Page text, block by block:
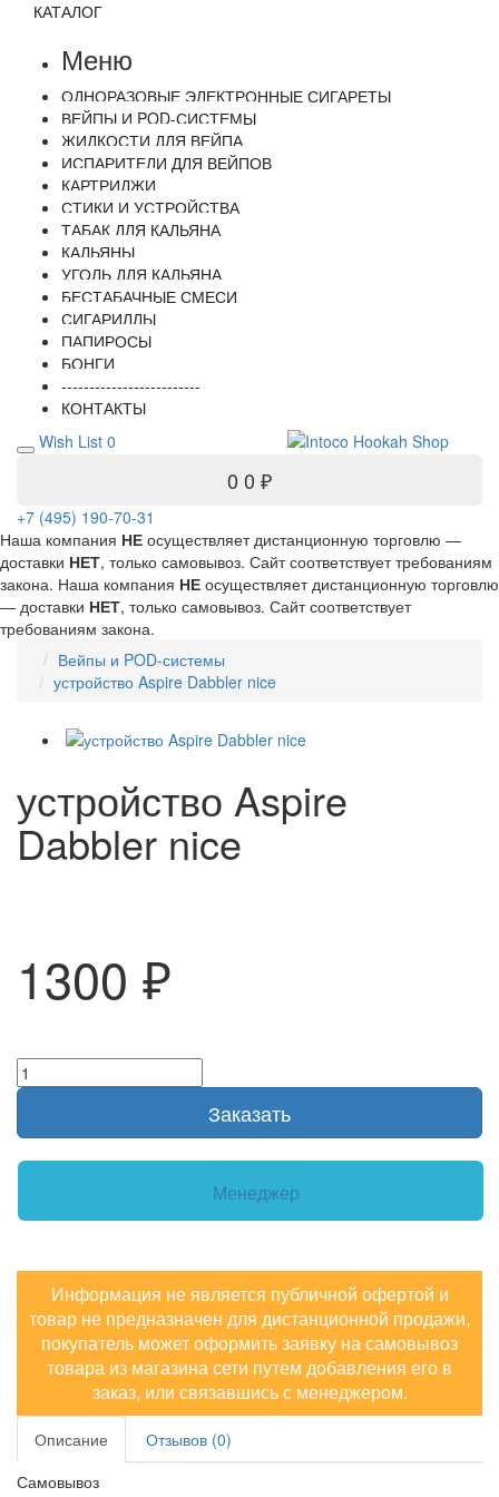
КАТАЛОГ
Меню
ОДНОРАЗОВЫЕ ЭЛЕКТРОННЫЕ СИГАРЕТЫ
ВЕЙПЫ И POD-СИСТЕМЫ
ЖИДКОСТИ ДЛЯ ВЕЙПА
ИСПАРИТЕЛИ ДЛЯ ВЕЙПОВ
КАРТРИДЖИ
СТИКИ И УСТРОЙСТВА
ТАБАК ДЛЯ КАЛЬЯНА
КАЛЬЯНЫ
УГОЛЬ ДЛЯ КАЛЬЯНА
БЕСТАБАЧНЫЕ СМЕСИ
СИГАРИЛЛЫ
ПАПИРОСЫ
БОНГИ
-------------------------
КОНТАКТЫ
Wish List 0
0 0 ₽
+7 (495) 190-70-31
Наша компания НЕ осуществляет дистанционную торговлю —
доставки НЕТ, только самовывоз. Сайт соответствует требованиям
закона. Наша компания НЕ осуществляет дистанционную торговлю
— доставки НЕТ, только самовывоз. Сайт соответствует
требованиям закона.
Вейпы и POD-системы
устройство Aspire Dabbler nice
устройство Aspire
Dabbler nice
1300 ₽
Заказать
Менеджер
Информация не является публичной офертой и
товар не предназначен для дистанционной продажи,
покупатель может оформить заявку на самовывоз
товара из магазина сети путем добавления его в
заказ, или связавшись с менеджером.
Описание
Отзывов (0)
Самовывоз